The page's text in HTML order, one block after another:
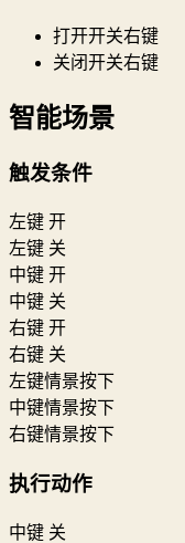
打开开关右键
关闭开关右键
智能场景
触发条件
左键 开
左键 关
中键 开
中键 关
右键 开
右键 关
左键情景按下
中键情景按下
右键情景按下
执行动作
中键 关